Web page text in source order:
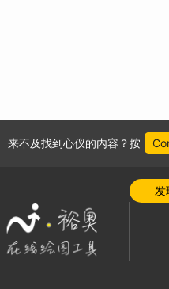
来不及找到心仪的内容？按
发